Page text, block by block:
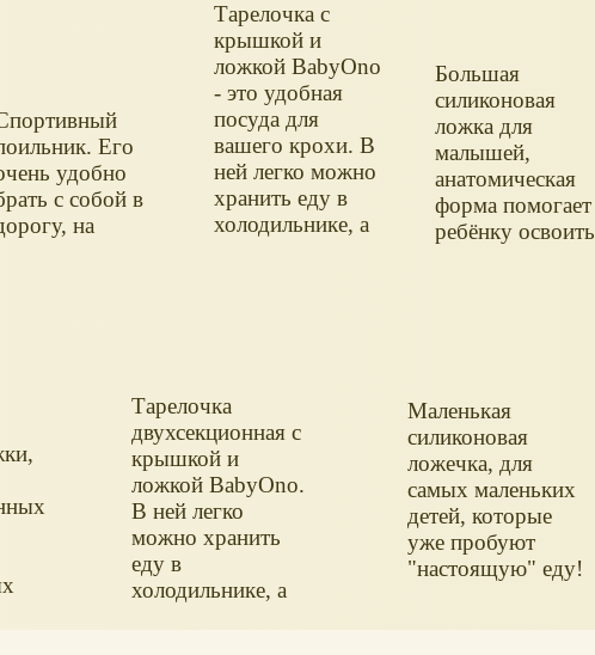
Его
удобно
с собой в
на
Тарелочка с
крышкой и
ложкой BabyOno
- это удобная
посуда для
вашего крохи. В
ней легко можно
хранить еду в
холодильнике, а
легко и компактно
использовать
набор в поездках
(ложку не
придутся класть
на стол или
Большая
силиконовая
ложка для
малышей,
анатомическая
форма помогает
ребёнку освоить
Тарелочка
двухсекционная с
крышкой и
ложкой BabyOno.
В ней легко
можно хранить
еду в
холодильнике, а
Маленькая
силиконовая
ложечка, для
самых маленьких
детей, которые
уже пробуют
"настоящую" еду!